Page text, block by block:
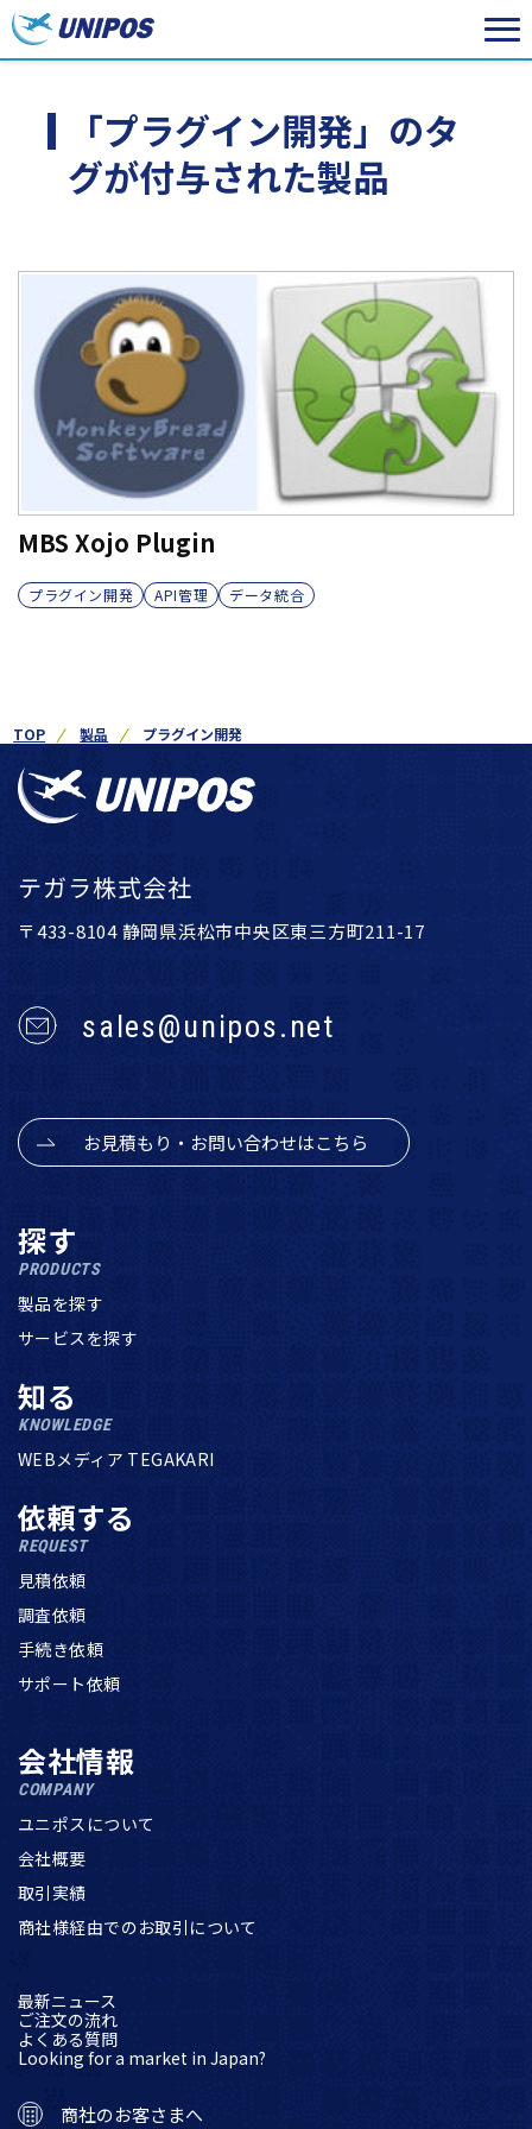
「プラグイン開発」のタ
グが付与された製品
MBS Xojo Plugin
プラグイン開発 API管理 データ統合
TOP 製品 プラグイン開発
テガラ株式会社
〒433-8104 静岡県浜松市中央区東三方町211-17
sales@unipos.net
お見積もり・お問い合わせはこちら
探す
PRODUCTS
製品を探す
サービスを探す
知る
KNOWLEDGE
WEBメディア TEGAKARI
依頼する
REQUEST
見積依頼
調査依頼
手続き依頼
サポート依頼
会社情報
COMPANY
ユニポスについて
会社概要
取引実績
商社様経由でのお取引について
最新ニュース
ご注文の流れ
よくある質問
Looking for a market in Japan?
商社のお客さまへ